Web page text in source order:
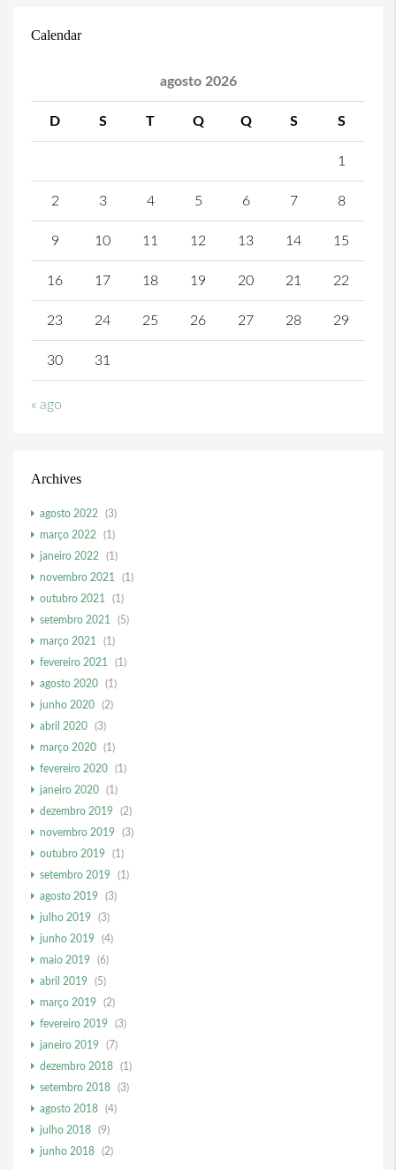
Calendar
agosto 2026
D S T Q Q S S
1
2 3 4 5 6 7 8
9 10 11 12 13 14 15
16 17 18 19 20 21 22
23 24 25 26 27 28 29
30 31
« ago
Archives
agosto 2022
(3)
março 2022
(1)
janeiro 2022
(1)
novembro 2021
(1)
outubro 2021
(1)
setembro 2021
(5)
março 2021
(1)
fevereiro 2021
(1)
agosto 2020
(1)
junho 2020
(2)
abril 2020
(3)
março 2020
(1)
fevereiro 2020
(1)
janeiro 2020
(1)
dezembro 2019
(2)
novembro 2019
(3)
outubro 2019
(1)
setembro 2019
(1)
agosto 2019
(3)
julho 2019
(3)
junho 2019
(4)
maio 2019
(6)
abril 2019
(5)
março 2019
(2)
fevereiro 2019
(3)
janeiro 2019
(7)
dezembro 2018
(1)
setembro 2018
(3)
agosto 2018
(4)
julho 2018
(9)
junho 2018
(2)